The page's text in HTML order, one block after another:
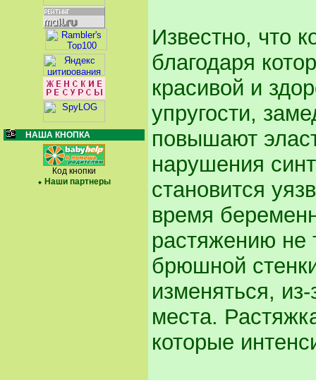
НАША КНОПКА
Код кнопки
Наши партнеры
Известно, что
благодаря
красивой и
упругости,
повышают
нарушения
становится
время
растяжению
брюшной
изменяться,
места.
которые